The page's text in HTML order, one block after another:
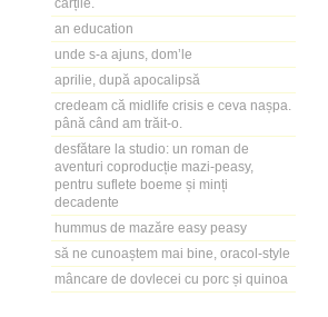
an education
unde s-a ajuns, dom’le
aprilie, după apocalipsă
credeam că midlife crisis e ceva nașpa.
până când am trăit-o.
desfătare la studio: un roman de
aventuri coproducție mazi-peasy,
pentru suflete boeme și minți
decadente
hummus de mazăre easy peasy
să ne cunoaștem mai bine, oracol-style
mâncare de dovlecei cu porc și quinoa